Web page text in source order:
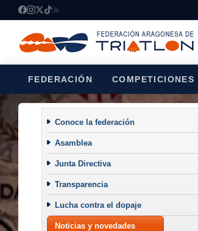
FEDERACIÓN COMPETICIONES
Conoce la federación
Asamblea
Junta Directiva
Transparencia
Lucha contra el dopaje
Noticias y novedades